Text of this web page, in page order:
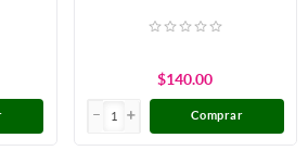
$140.00
Comprar